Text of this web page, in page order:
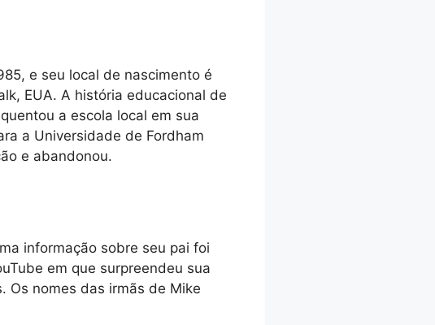
e seu local de nascimento é
EUA. A história educacional de
a escola local em sua
a Universidade de Fordham
e abandonou.
informação sobre seu pai foi
em que surpreendeu sua
Os nomes das irmãs de Mike